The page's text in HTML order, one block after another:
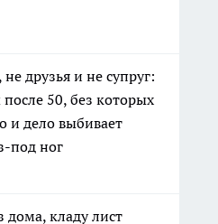
друзья и не супруг:
50, без которых
и дело выбивает
под ног
дома, кладу лист